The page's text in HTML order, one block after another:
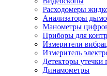
Расходомеры
Анализаторы
Манометры
Приборы для
Измерители
Измеритель
Детекторы утечки
Динамометры